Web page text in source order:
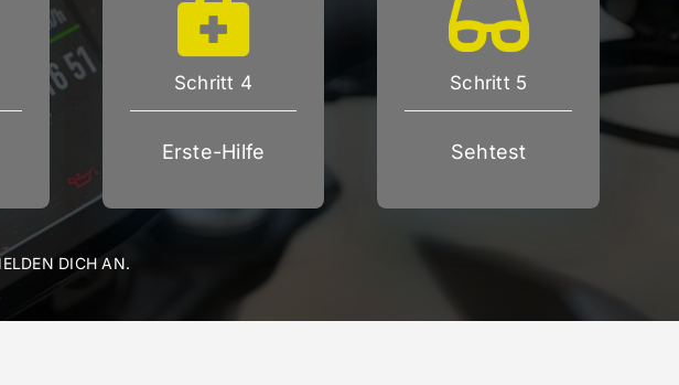
Schritt 4
Erste-Hilfe
Schritt 5
Sehtest
DICH AN.